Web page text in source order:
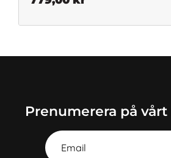
Prenumerera på